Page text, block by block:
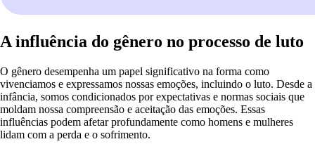
A influência do gênero no processo de luto
O gênero desempenha um papel significativo na forma como
vivenciamos e expressamos nossas emoções, incluindo o luto. Desde a
infância, somos condicionados por expectativas e normas sociais que
moldam nossa compreensão e aceitação das emoções. Essas
influências podem afetar profundamente como homens e mulheres
lidam com a perda e o sofrimento.